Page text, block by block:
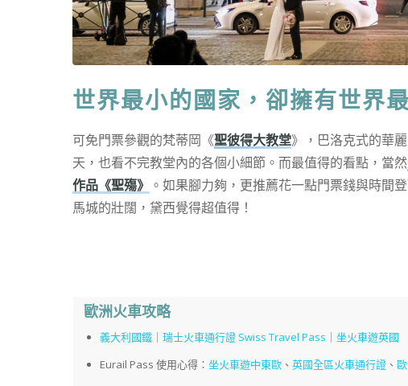
世界最小的國家，卻擁有世界
可免門票參觀的梵蒂岡《聖彼得大教堂》，巴洛克式的華
天，也看不完教堂內的各個小細節。而最值得的看點，當然
作品《聖殤》 。如果腳力夠，更推薦花一點門票錢與時間
馬城的壯闊，黛西覺得超值得！
歐洲火車攻略
義大利國鐵｜ 瑞士火車通行證 Swiss Travel Pass ｜ 坐火車遊英國
Eurail Pass 使用心得： 坐火車遊中東歐、 英國全區火車通行證、